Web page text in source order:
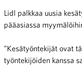
Lidl palkkaa uusia
pääasiassa
”Kesätyöntekijät ovat
työntekijöiden kanssa